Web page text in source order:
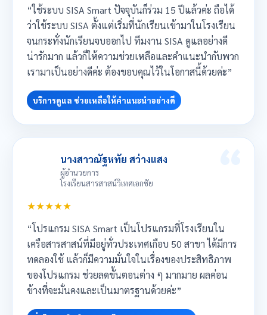
“ใช้ระบบ SISA Smart ปัจจุบันก็ร่วม 15 ปีแล้วค่ะ ถือได้
ว่าใช้ระบบ SISA ตั้งแต่เริ่มที่นักเรียนเข้ามาในโรงเรียน
จนกระทั่งนักเรียนจบออกไป ทีมงาน SISA ดูแลอย่างดี
น่ารักมาก แล้วก็ให้ความช่วยเหลือและคำแนะนำกับพวก
เรามาเป็นอย่างดีค่ะ ต้องขอบคุณไว้ในโอกาสนี้ด้วยค่ะ”
บริการดูแล ช่วยเหลือให้คำแนะนำอย่างดี
นางสาวณัฐหทัย สว่างแสง
ผู้อำนวยการ
โรงเรียนสารสาสน์วิเทศเอกชัย
★★★★★
“โปรแกรม SISA Smart เป็นโปรแกรมที่โรงเรียนใน
เครือสารสาสน์ที่มีอยู่ทั่วประเทศเกือบ 50 สาขา ได้มีการ
ทดลองใช้ แล้วก็มีความมั่นใจในเรื่องของประสิทธิภาพ
ของโปรแกรม ช่วยลดขั้นตอนต่าง ๆ มากมาย ผลค่อน
ข้างที่จะมั่นคงและเป็นมาตรฐานด้วยค่ะ”